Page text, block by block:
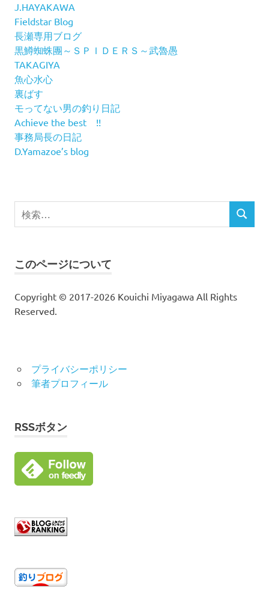
J.HAYAKAWA
Fieldstar Blog
長瀬専用ブログ
黒鱒蜘蛛團～ＳＰＩＤＥＲＳ～武魯愚
TAKAGIYA
魚心水心
裏ばす
モってない男の釣り日記
Achieve the best !!
事務局長の日記
D.Yamazoe’s blog
検
索
検
このページについて
Copyright © 2017-2026 Kouichi Miyagawa All Rights
Reserved.
プライバシーポリシー
筆者プロフィール
RSSボタン